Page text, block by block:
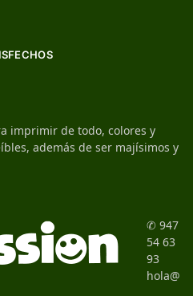
imprimir de todo, colores y
además de ser majísimos y
✆ 947
54 63
93
hola@